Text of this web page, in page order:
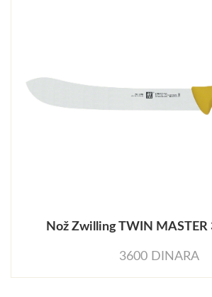
Nož Zwilling TWIN MASTER
3600 DINARA